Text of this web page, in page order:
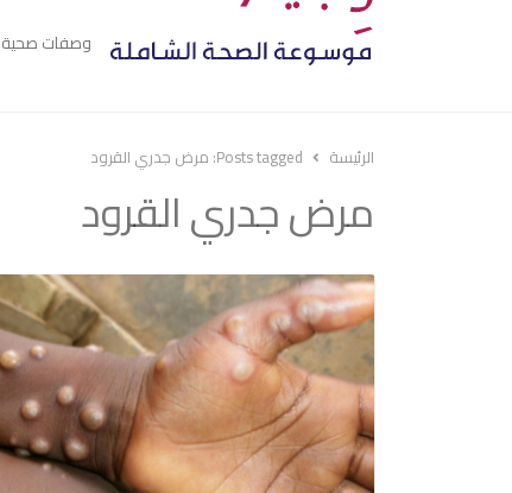
وصفات صحية
الرئيسة Posts tagged: مرض جدري القرود
مرض جدري القرود